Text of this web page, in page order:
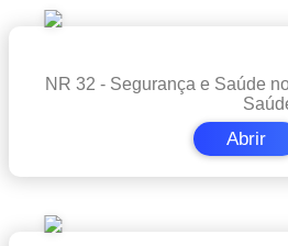
NR 32 - Segurança e Saúde
Abrir